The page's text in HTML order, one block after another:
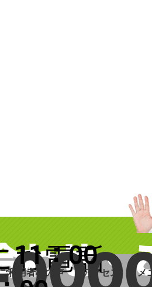
わせ・
お電話
11：00
利用者様の声 アクセス メ